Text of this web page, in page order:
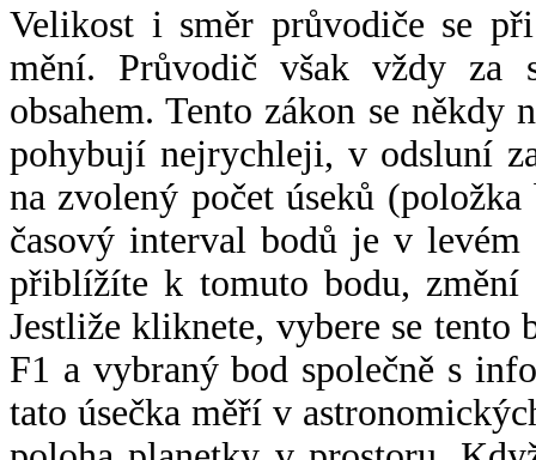
Velikost i směr průvodiče se
mění. Průvodič však vždy za
obsahem. Tento zákon se někdy
pohybují nejrychleji, v odsluní
na zvolený počet úseků
časový interval bodů je v
přiblížíte k tomuto bodu,
Jestliže kliknete, vybere se tento
F1 a vybraný bod společně s
tato úsečka měří v